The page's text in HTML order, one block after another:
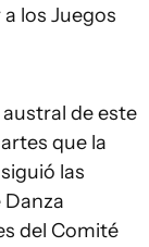
los Juegos
de este
que la
las
del Comité